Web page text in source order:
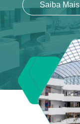
Saiba Mais